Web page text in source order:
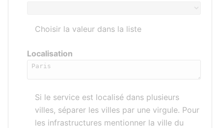
Choisir la valeur dans la liste
Localisation
Si le service est localisé dans plusieurs
villes, séparer les villes par une virgule. Pour
les infrastructures mentionner la ville du